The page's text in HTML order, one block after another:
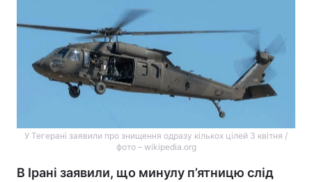
У Тегерані заявили про знищення одразу кількох цілей 3 квітня /
фото – wikipedia.org
В Ірані заявили, що минулу п’ятницю слід